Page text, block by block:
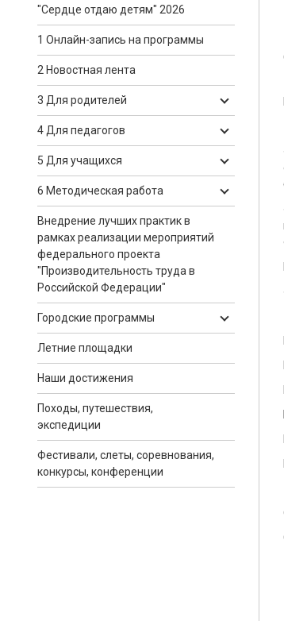
"Сердце отдаю детям" 2026
1 Онлайн-запись на программы
2 Новостная лента
3 Для родителей
4 Для педагогов
5 Для учащихся
6 Методическая работа
Внедрение лучших практик в
рамках реализации мероприятий
федерального проекта
"Производительность труда в
Российской Федерации"
Городские программы
Летние площадки
Наши достижения
Походы, путешествия,
экспедиции
Фестивали, слеты, соревнования,
конкурсы, конференции